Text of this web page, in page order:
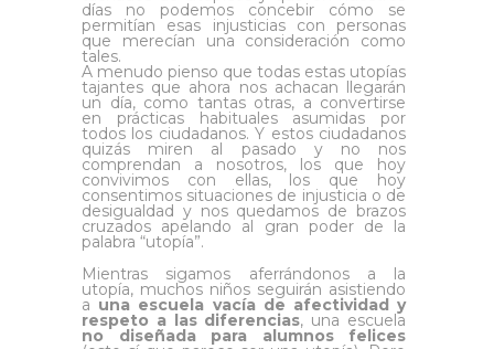
días no podemos concebir cómo se
permitían esas injusticias con personas
que merecían una consideración como
tales.
A menudo pienso que todas estas utopías
tajantes que ahora nos achacan llegarán
un día, como tantas otras, a convertirse
en prácticas habituales asumidas por
todos los ciudadanos. Y estos ciudadanos
quizás miren al pasado y no nos
comprendan a nosotros, los que hoy
convivimos con ellas, los que hoy
consentimos situaciones de injusticia o de
desigualdad y nos quedamos de brazos
cruzados apelando al gran poder de la
palabra “utopía”.
Mientras sigamos aferrándonos a la
utopía, muchos niños seguirán asistiendo
a una escuela vacía de afectividad y
respeto a las diferencias, una escuela
no diseñada para alumnos felices